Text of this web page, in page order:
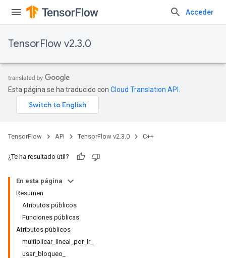
Acceder
TensorFlow v2.3.0
Esta página se ha traducido con Cloud Translation API
TensorFlow API TensorFlow v2.3.0 C++
¿Te ha resultado útil?
En esta página
Resumen
Atributos públicos
Funciones públicas
Atributos públicos
multiplicar_lineal_por_lr_
usar_bloqueo_